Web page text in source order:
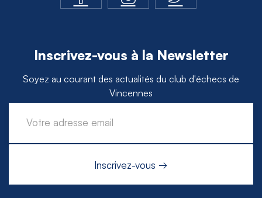
Inscrivez-vous à la Newsletter
Soyez au courant des actualités du club d'échecs de
Vincennes